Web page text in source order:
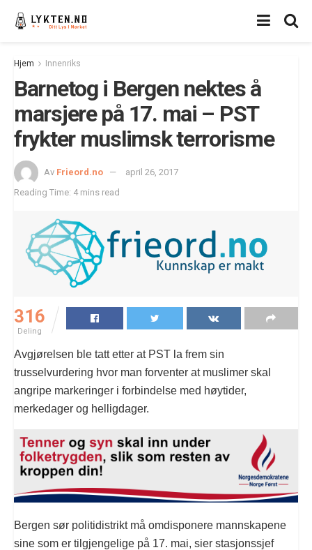
Hjem Innenriks
Barnetog i Bergen nektes å
marsjere på 17. mai – PST
frykter muslimsk terrorisme
Av Frieord.no
april 26, 2017
Reading Time: 4 mins read
316
Deling
Avgjørelsen ble tatt etter at PST la frem sin
trusselvurdering hvor man forventer at muslimer skal
angripe markeringer i forbindelse med høytider,
merkedager og helligdager.
Bergen sør politidistrikt må omdisponere mannskapene
sine som er tilgjengelige på 17. mai, sier stasjonssjef